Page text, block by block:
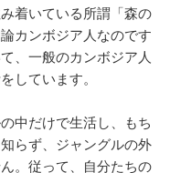
着いている所謂「森の
カンボジア人なのです
、一般のカンボジア人
しています。
中だけで生活し、もち
らず、ジャングルの外
。従って、自分たちの